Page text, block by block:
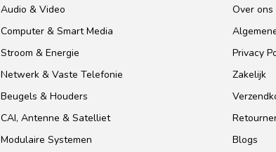
Audio & Video
Computer & Smart Media
Stroom & Energie
Netwerk & Vaste Telefonie
Beugels & Houders
CAI, Antenne & Satelliet
Modulaire Systemen
Over ons
Privacy
Zakelijk
Blogs